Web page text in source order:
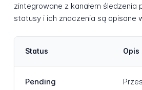
zintegrowane z kanałem śledzenia
statusy i ich znaczenia są opisane
Status Opis
Pending